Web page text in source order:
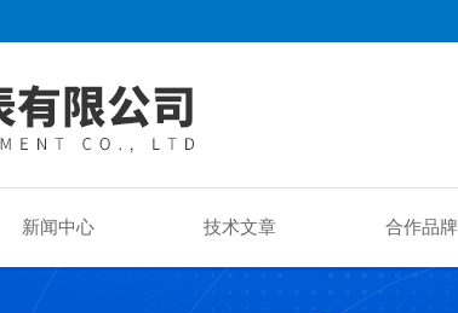
新闻中心 技术文章 合作品牌